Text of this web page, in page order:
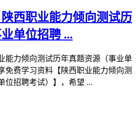
西职业能力倾向测试历
单位招聘 ...
能力倾向测试历年真题资源（事业单
免费学习资料【陕西职业能力倾向测
位招聘考试）】，希望 ...